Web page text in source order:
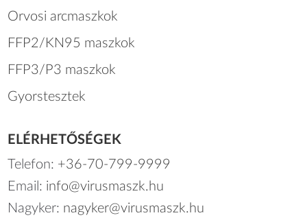
Orvosi arcmaszkok
FFP2/KN95 maszkok
FFP3/P3 maszkok
Gyorstesztek
ELÉRHETŐSÉGEK
Telefon: +36-70-799-9999
Email: info@virusmaszk.hu
Nagyker: nagyker@virusmaszk.hu